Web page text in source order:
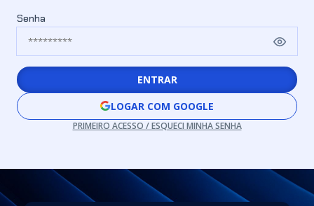
Senha
ENTRAR
LOGAR COM GOOGLE
PRIMEIRO ACESSO / ESQUECI MINHA SENHA